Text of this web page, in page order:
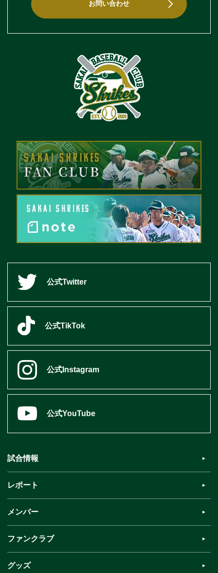
お問い合わせ
公式Twitter
公式TikTok
公式Instagram
公式YouTube
試合情報
レポート
メンバー
ファンクラブ
グッズ